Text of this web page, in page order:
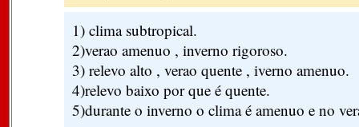
1) clima subtropical.
2)verao amenuo , inverno rigoroso.
3) relevo alto , verao quente , iverno amenuo.
4)relevo baixo por que é quente.
5)durante o inverno o clima é amenuo e no